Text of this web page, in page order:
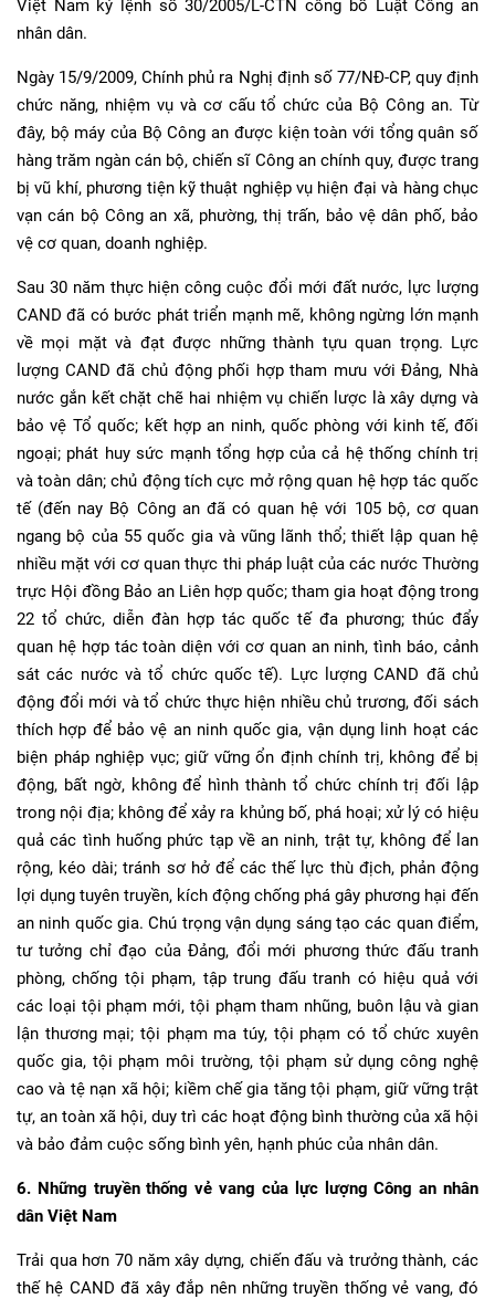
Việt Nam ký lệnh số 30/2005/L-CTN công bố Luật Công an
nhân dân.
Ngày 15/9/2009, Chính phủ ra Nghị định số 77/NĐ-CP, quy định
chức năng, nhiệm vụ và cơ cấu tổ chức của Bộ Công an. Từ
đây, bộ máy của Bộ Công an được kiện toàn với tổng quân số
hàng trăm ngàn cán bộ, chiến sĩ Công an chính quy, được trang
bị vũ khí, phương tiện kỹ thuật nghiệp vụ hiện đại và hàng chục
vạn cán bộ Công an xã, phường, thị trấn, bảo vệ dân phố, bảo
vệ cơ quan, doanh nghiệp.
Sau 30 năm thực hiện công cuộc đổi mới đất nước, lực lượng
CAND đã có bước phát triển mạnh mẽ, không ngừng lớn mạnh
về mọi mặt và đạt được những thành tựu quan trọng. Lực
lượng CAND đã chủ động phối hợp tham mưu với Đảng, Nhà
nước gắn kết chặt chẽ hai nhiệm vụ chiến lược là xây dựng và
bảo vệ Tổ quốc; kết hợp an ninh, quốc phòng với kinh tế, đối
ngoại; phát huy sức mạnh tổng hợp của cả hệ thống chính trị
và toàn dân; chủ động tích cực mở rộng quan hệ hợp tác quốc
tế (đến nay Bộ Công an đã có quan hệ với 105 bộ, cơ quan
ngang bộ của 55 quốc gia và vũng lãnh thổ; thiết lập quan hệ
nhiều mặt với cơ quan thực thi pháp luật của các nước Thường
trực Hội đồng Bảo an Liên hợp quốc; tham gia hoạt động trong
22 tổ chức, diễn đàn hợp tác quốc tế đa phương; thúc đẩy
quan hệ hợp tác toàn diện với cơ quan an ninh, tình báo, cảnh
sát các nước và tổ chức quốc tế). Lực lượng CAND đã chủ
động đổi mới và tổ chức thực hiện nhiều chủ trương, đối sách
thích hợp để bảo vệ an ninh quốc gia, vận dụng linh hoạt các
biện pháp nghiệp vục; giữ vững ổn định chính trị, không để bị
động, bất ngờ, không để hình thành tổ chức chính trị đối lập
trong nội địa; không để xảy ra khủng bố, phá hoại; xử lý có hiệu
quả các tình huống phức tạp về an ninh, trật tự, không để lan
rộng, kéo dài; tránh sơ hở để các thế lực thù địch, phản động
lợi dụng tuyên truyền, kích động chống phá gây phương hại đến
an ninh quốc gia. Chú trọng vận dụng sáng tạo các quan điểm,
tư tưởng chỉ đạo của Đảng, đổi mới phương thức đấu tranh
phòng, chống tội phạm, tập trung đấu tranh có hiệu quả với
các loại tội phạm mới, tội phạm tham nhũng, buôn lậu và gian
lận thương mại; tội phạm ma túy, tội phạm có tổ chức xuyên
quốc gia, tội phạm môi trường, tội phạm sử dụng công nghệ
cao và tệ nạn xã hội; kiềm chế gia tăng tội phạm, giữ vững trật
tự, an toàn xã hội, duy trì các hoạt động bình thường của xã hội
và bảo đảm cuộc sống bình yên, hạnh phúc của nhân dân.
6. Những truyền thống vẻ vang của lực lượng Công an nhân
dân Việt Nam
Trải qua hơn 70 năm xây dựng, chiến đấu và trưởng thành, các
thế hệ CAND đã xây đắp nên những truyền thống vẻ vang, đó